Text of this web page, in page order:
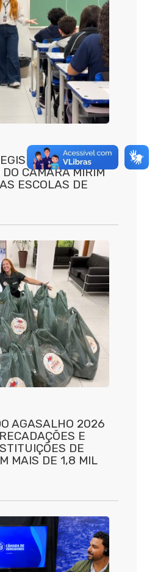
INICIA
CÂMARA MIRIM
ESCOLAS DE
AGASALHO 2026
E
DE
MAIS DE 1,8 MIL